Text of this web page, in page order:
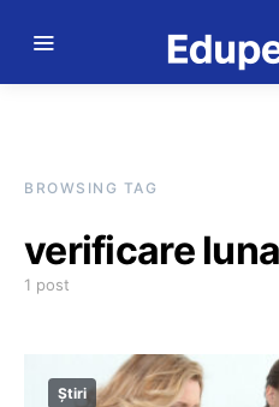
BROWSING TAG
verificare
1 post
Știri